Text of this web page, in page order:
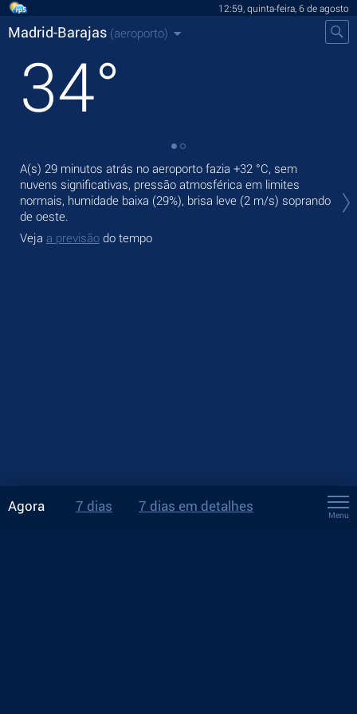
12:59, quinta-feira, 6 de agosto
Madrid-Barajas (aeroporto)
34°
A(s) 29 minutos atrás no aeroporto fazia +32 °C, sem
nuvens significativas, pressão atmosférica em limites
normais, humidade baixa (29%), brisa leve (2 m/s) soprando
de oeste.
Veja a previsão do tempo
Agora 7 dias 7 dias em detalhes
Menu